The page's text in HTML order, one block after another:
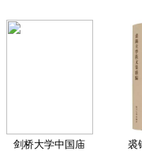
剑桥大学中国庙 裘